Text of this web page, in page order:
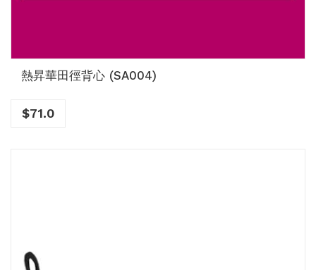
熱昇華田徑背心 (SA004)
$71.0